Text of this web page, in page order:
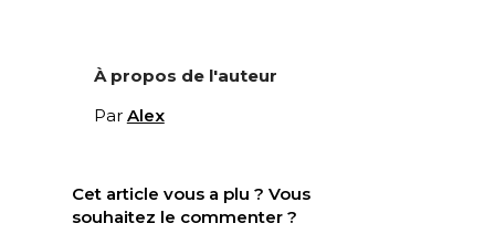
À propos de l'auteur
Par Alex
Cet article vous a plu ? Vous
souhaitez le commenter ?